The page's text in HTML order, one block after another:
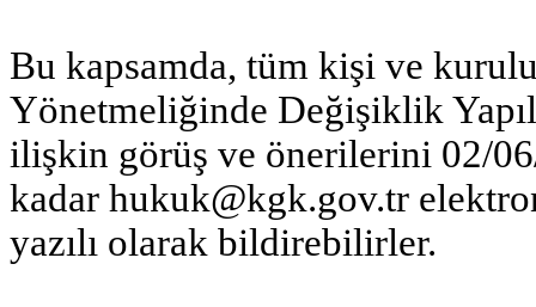
Bu kapsamda, tüm kişi ve
Yönetmeliğinde Değişiklik
ilişkin görüş ve önerilerini 02/
kadar hukuk@kgk.gov.tr
yazılı olarak bildirebilirler.